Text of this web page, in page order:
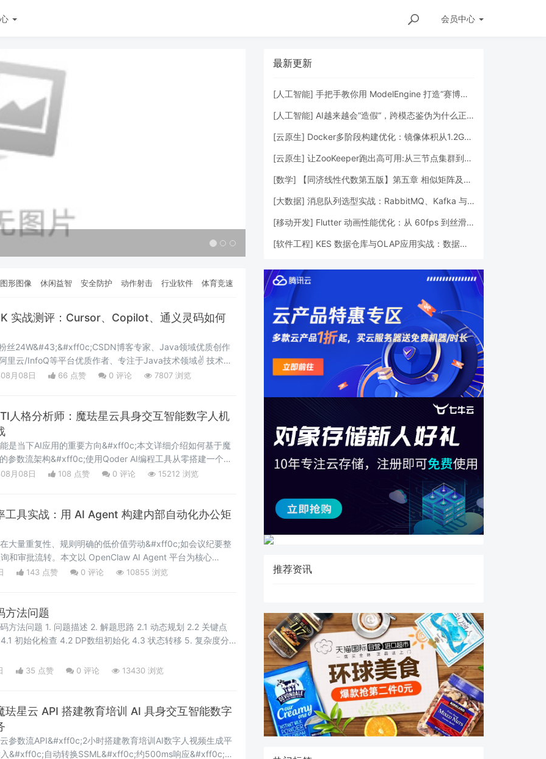
会员中心
CCR智能炒币机器人：跪着赚钱赚不到，你可以试试躺着
图形图像 休闲益智 安全防护 动作射击 行业软件 体育竞速
实战测评：Cursor、Copilot、通义灵码如何
丝24W&#43;&#xff0c;CSDN博客专家、Java领域优质创作
云/InfoQ等平台优质作者、专注于Java技术领域✌ 技术范
、Vue、SSM、HTML、Nodejs、Python、
月08日 66 点赞 0 评论 7807 浏览
人格分析师：魔珐星云具身交互智能数字人机
是当下AI应用的重要方向&#xff0c;本文详细介绍如何基于魔
参数流架构&#xff0c;使用Qoder AI编程工具从零搭建一个面
身交互智能数字人应用——枕月・MBTI人格类型分析师。文
月08日 108 点赞 0 评论 15212 浏览
工具实战：用 AI Agent 构建内部自动化办公矩
大量重复性、规则明确的低价值劳动&#xff0c;如会议纪要整
和审批流转。本文以 OpenClaw AI Agent 平台为核心
体系构建内部效率工具矩阵。文章覆盖会议纪要、周报汇
143 点赞 0 评论 10855 浏览
方法问题
2.1 动态规划 2.2 关键点
35 点赞 0 评论 13430 浏览
珐星云 API 搭建教育培训 AI 具身交互智能数字
参数流API&#xff0c;2小时搭建教育培训AI数字人视频生成平
入&#xff0c;自动转换SSML&#xff0c;约500ms响应&#xff0c;3
最新更新
[人工智能] 手把手教你用 ModelEngine 打造“赛博占卜师”：AI 塔罗智能体 (Agent) 开发实战
[人工智能] AI越来越会“造假“，跨模态鉴伪为什么正在成为AI时代的新基建？
[云原生] Docker多阶段构建优化：镜像体积从1.2G到80M的瘦身实战
[云原生] 让ZooKeeper跑出高可用:从三节点集群到公网连接测试
[数学] 【同济线性代数第五版】第五章 相似矩阵及二次型
[大数据] 消息队列选型实战：RabbitMQ、Kafka 与 Redis Streams 的工程权衡
[移动开发] Flutter 动画性能优化：从 60fps 到丝滑体验的工程化调优
[软件工程] KES 数据仓库与OLAP应用实战：数据分析、聚合查询与性能优化
推荐资讯